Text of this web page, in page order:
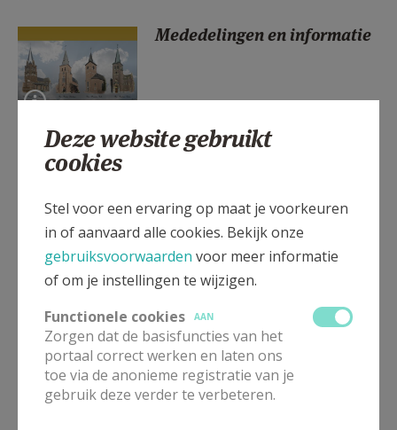
MIJN PAROCHIE
AANMELDEN OF REGISTREREN
Mededelingen en informatie
Misvieringen in Halen -
Geschiedenis van de kerken
van Loksbergen, Halen en
Zelk
Het parochieblad of Kerk en
Deze website gebruikt
cookies
Stel voor een ervaring op maat je voorkeuren
in of aanvaard alle cookies. Bekijk onze
gebruiksvoorwaarden voor meer informatie
of om je instellingen te wijzigen.
Functionele cookies
AAN
Zorgen dat de basisfuncties van het
portaal correct werken en laten ons
toe via de anonieme registratie van je
gebruik deze verder te verbeteren.